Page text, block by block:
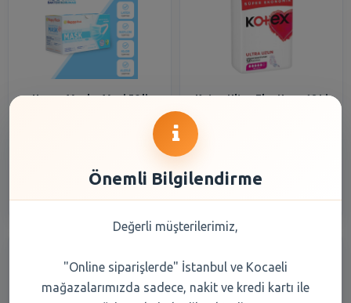
Happy Maske Mavi 50 li Kotex Ultra Eko Uzun 18 Li
Önemli Bilgilendirme
Değerli müşterilerimiz,
"Online siparişlerde" İstanbul ve Kocaeli
mağazalarımızda sadece, nakit ve kredi kartı ile